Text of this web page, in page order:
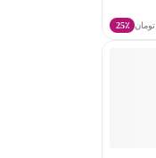
تومان 25٪